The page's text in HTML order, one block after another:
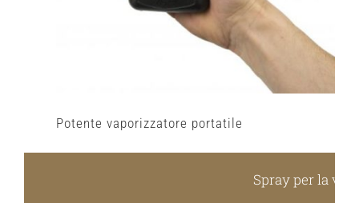
Potente vaporizzatore portatile
Spray per la